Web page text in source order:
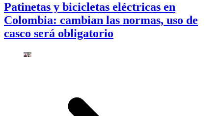
Patinetas y bicicletas eléctricas en
Colombia: cambian las normas, uso de
casco será obligatorio